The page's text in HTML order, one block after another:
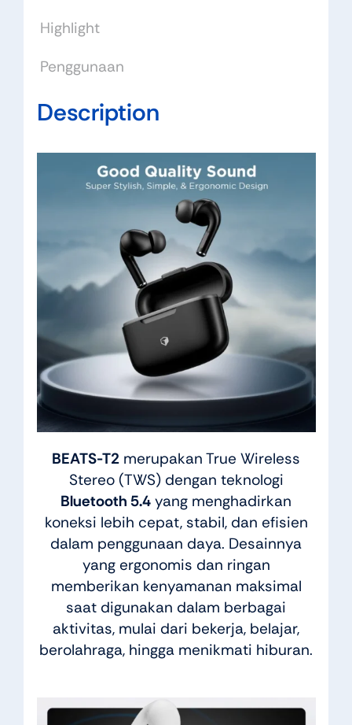
Highlight
Penggunaan
Description
BEATS-T2 merupakan True Wireless
Stereo (TWS) dengan teknologi
Bluetooth 5.4 yang menghadirkan
koneksi lebih cepat, stabil, dan efisien
dalam penggunaan daya. Desainnya
yang ergonomis dan ringan
memberikan kenyamanan maksimal
saat digunakan dalam berbagai
aktivitas, mulai dari bekerja, belajar,
berolahraga, hingga menikmati hiburan.